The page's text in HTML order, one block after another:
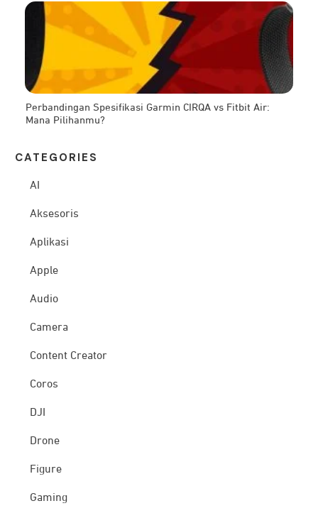
Perbandingan Spesifikasi Garmin CIRQA vs Fitbit Air:
Mana Pilihanmu?
CATEG ORIES
AI
Aksesoris
Aplikasi
Apple
Audio
Camera
Content Creator
Coros
DJI
Drone
Figure
Gaming